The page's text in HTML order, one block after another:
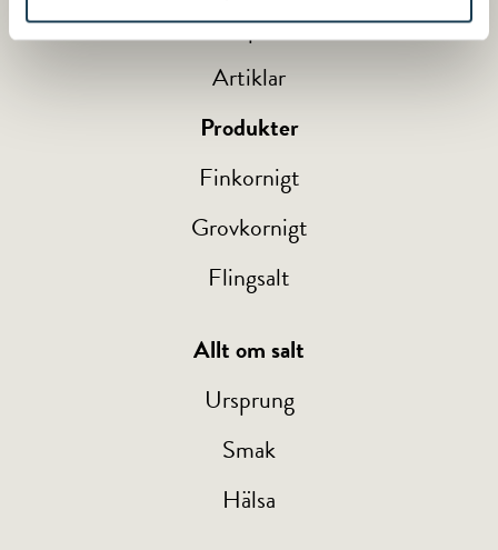
Tips
Artiklar
Produkter
Finkornigt
Grovkornigt
Flingsalt
Allt om salt
Ursprung
Smak
Hälsa